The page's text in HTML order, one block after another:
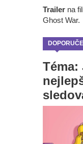
Trailer na
Ghost War.
Téma: